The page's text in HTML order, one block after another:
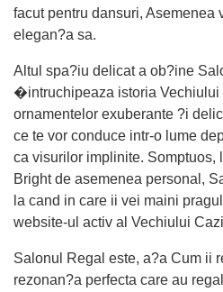
facut pentru dansuri, Asemenea
elegan?a sa.
Altul spa?iu delicat a ob?ine
�intruchipeaza istoria Vechiului
ornamentelor exuberante ?i
ce te vor conduce intr-o lume
ca visurilor implinite. Somptuos,
Bright de asemenea personal,
la cand in care ii vei maini
website-ul activ al Vechiului
Salonul Regal este, a?a Cum ii
rezonan?a perfecta care au